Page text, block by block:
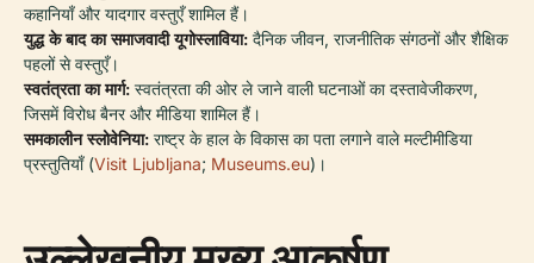
कहानियाँ और यादगार वस्तुएँ शामिल हैं।
युद्ध के बाद का समाजवादी यूगोस्लाविया: दैनिक जीवन, राजनीतिक संगठनों और शैक्षिक
पहलों से वस्तुएँ।
स्वतंत्रता का मार्ग: स्वतंत्रता की ओर ले जाने वाली घटनाओं का दस्तावेजीकरण,
जिसमें विरोध बैनर और मीडिया शामिल हैं।
समकालीन स्लोवेनिया: राष्ट्र के हाल के विकास का पता लगाने वाले मल्टीमीडिया
प्रस्तुतियाँ (Visit Ljubljana; Museums.eu)।